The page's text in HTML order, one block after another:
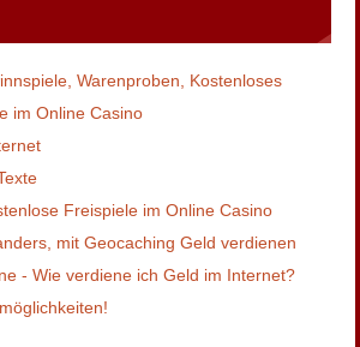
Warenproben, Kostenloses
im Online Casino
Freispiele im Online Casino
mit Geocaching Geld verdienen
- Wie verdiene ich Geld im Internet?